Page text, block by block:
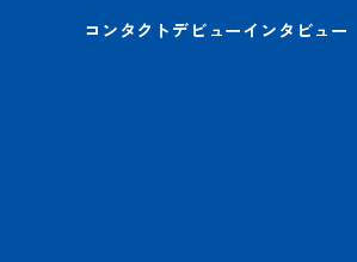
コンタクトデビューインタビュー